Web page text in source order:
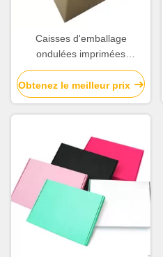
Caisses d'emballage
ondulées imprimées
adaptées aux besoins du
client pour
l'exposition/emballage/expédition
Obtenez le meilleur prix